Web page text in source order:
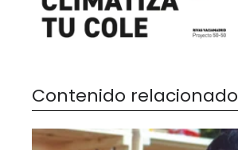
Contenido relacionado